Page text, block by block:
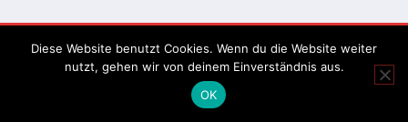
Impressum Datenschutz
Diese Website benutzt Cookies. Wenn du die Website weiter
nutzt, gehen wir von deinem Einverständnis aus.
OK